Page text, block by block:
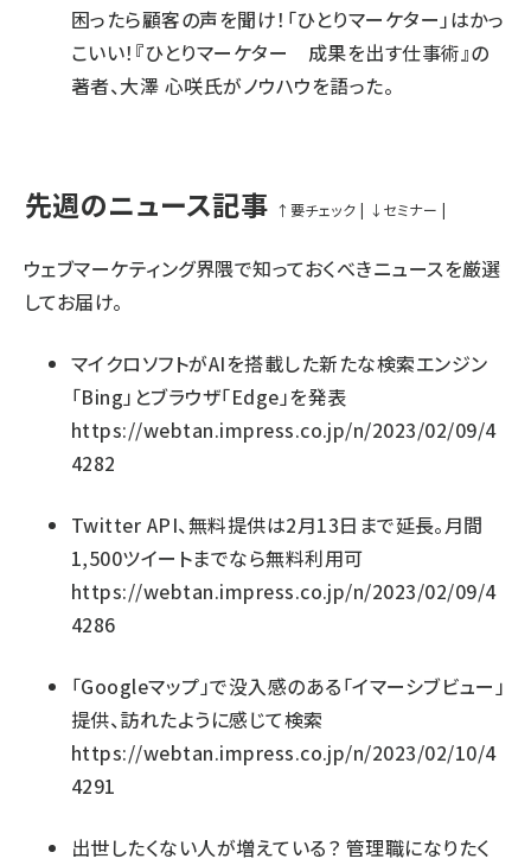
困ったら顧客の声を聞け！「ひとりマーケター」はかっ
こいい！『ひとりマーケター 成果を出す仕事術』の
著者、大澤 心咲氏がノウハウを語った。
先週のニュース記事 ↑ 要チェック | ↓ セミナー |
ウェブマーケティング界隈で知っておくべきニュースを厳選
してお届け。
マイクロソフトがAIを搭載した新たな検索エンジン
「Bing」とブラウザ「Edge」を発表
https://webtan.impress.co.jp/n/2023/02/09/4
4282
Twitter API、無料提供は2月13日まで延長。月間
1,500ツイートまでなら無料利用可
https://webtan.impress.co.jp/n/2023/02/09/4
4286
「Googleマップ」で没入感のある「イマーシブビュー」
提供、訪れたように感じて検索
https://webtan.impress.co.jp/n/2023/02/10/4
4291
出世したくない人が増えている？ 管理職になりたく